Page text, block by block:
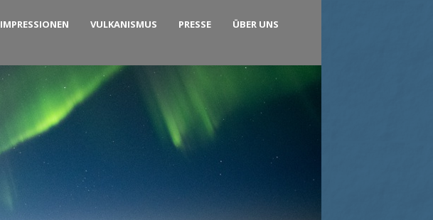
IMPRESSIONEN VULKANISMUS PRESSE ÜBER UNS